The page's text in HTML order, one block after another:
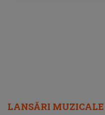
LANSĂRI MUZICALE